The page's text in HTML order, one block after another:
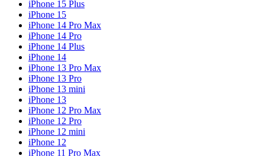
iPhone 15 Plus
iPhone 15
iPhone 14 Pro Max
iPhone 14 Pro
iPhone 14 Plus
iPhone 14
iPhone 13 Pro Max
iPhone 13 Pro
iPhone 13 mini
iPhone 13
iPhone 12 Pro Max
iPhone 12 Pro
iPhone 12 mini
iPhone 12
iPhone 11 Pro Max